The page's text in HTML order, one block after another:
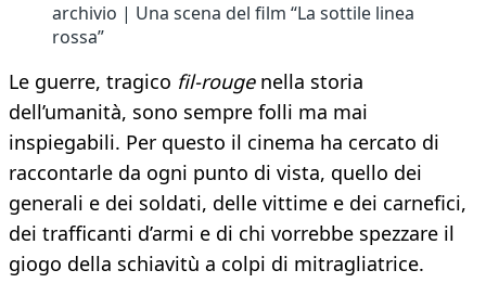
archivio | Una scena del film “La sottile linea
rossa”
Le guerre, tragico fil-rougenella storia
dell’umanità, sono sempre folli ma mai
inspiegabili. Per questo il cinema ha cercato di
raccontarle da ogni punto di vista, quello dei
generali e dei soldati, delle vittime e dei carnefici,
dei trafficanti d’armi e di chi vorrebbe spezzare il
giogo della schiavitù a colpi di mitragliatrice.